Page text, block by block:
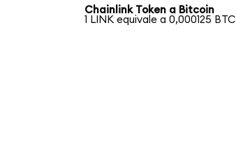
Chainlink Token a Bitcoin
1 LINK equivale a 0,000125 BTC